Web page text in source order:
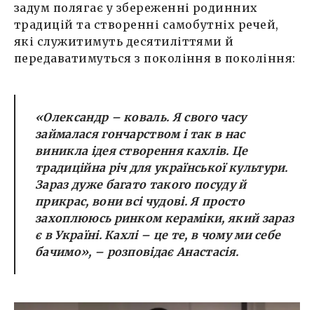
задум полягає у збереженні родинних
традицій та створенні самобутніх речей,
які служитимуть десятиліттями й
передаватимуться з покоління в покоління:
«Олександр – коваль. Я свого часу
займалася гончарством і так в нас
виникла ідея створення кахлів. Це
традиційна річ для української культури.
Зараз дуже багато такого посуду й
прикрас, вони всі чудові. Я просто
захоплююсь ринком кераміки, який зараз
є в Україні. Кахлі – це те, в чому ми себе
бачимо», – розповідає Анастасія.